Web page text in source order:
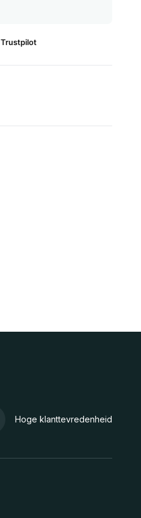
Trustpilot
Hoge klanttevredenheid